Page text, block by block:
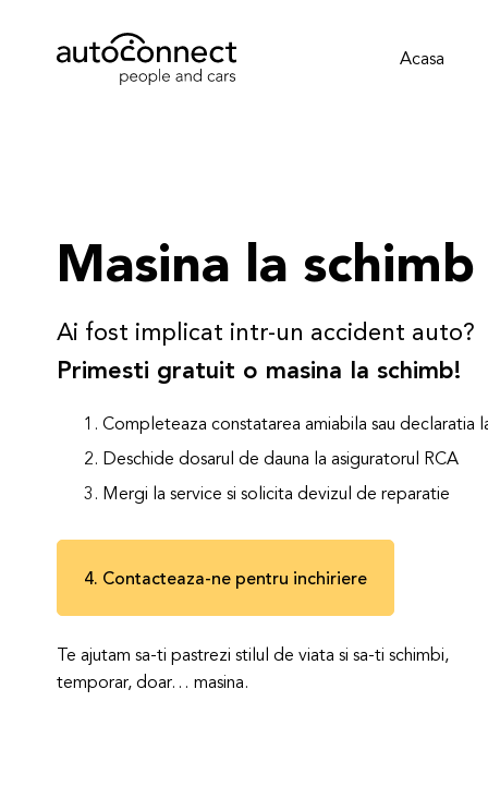
Acasa
Masina la schimb
Ai fost implicat intr-un accident auto?
Primesti gratuit o masina la schimb!
1. Completeaza constatarea amiabila sau declaratia
2. Deschide dosarul de dauna la asiguratorul RCA
3. Mergi la service si solicita devizul de reparatie
4. Contacteaza-ne pentru inchiriere
Te ajutam sa-ti pastrezi stilul de viata si sa-ti schimbi,
temporar, doar… masina.